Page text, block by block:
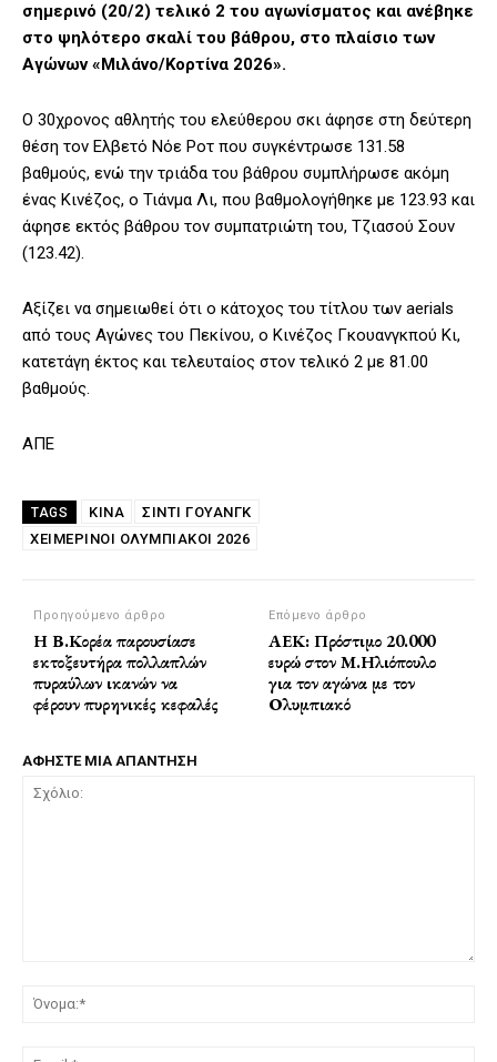
σημερινό (20/2) τελικό 2 του αγωνίσματος και ανέβηκε
στο ψηλότερο σκαλί του βάθρου, στο πλαίσιο των
Αγώνων «Μιλάνο/Κορτίνα 2026».
Ο 30χρονος αθλητής του ελεύθερου σκι άφησε στη δεύτερη
θέση τον Ελβετό Νόε Ροτ που συγκέντρωσε 131.58
βαθμούς, ενώ την τριάδα του βάθρου συμπλήρωσε ακόμη
ένας Κινέζος, ο Τιάνμα Λι, που βαθμολογήθηκε με 123.93 και
άφησε εκτός βάθρου τον συμπατριώτη του, Τζιασού Σουν
(123.42).
Αξίζει να σημειωθεί ότι ο κάτοχος του τίτλου των aerials
από τους Αγώνες του Πεκίνου, ο Κινέζος Γκουανγκπού Κι,
κατετάγη έκτος και τελευταίος στον τελικό 2 με 81.00
βαθμούς.
AΠΕ
TAGS ΚΙΝΑ
ΣΊΝΤΙ ΓΟΥΆΝΓΚ
ΧΕΙΜΕΡΙΝΟΊ ΟΛΥΜΠΙΑΚΟΊ 2026
Προηγούμενο άρθρο
Η Β.Κορέα παρουσίασε
εκτοξευτήρα πολλαπλών
πυραύλων ικανών να
φέρουν πυρηνικές κεφαλές
Επόμενο άρθρο
ΑΕΚ: Πρόστιμο 20.000
ευρώ στον Μ.Ηλιόπουλο
για τον αγώνα με τον
Ολυμπιακό
ΑΦΗΣΤΕ ΜΙΑ ΑΠΑΝΤΗΣΗ